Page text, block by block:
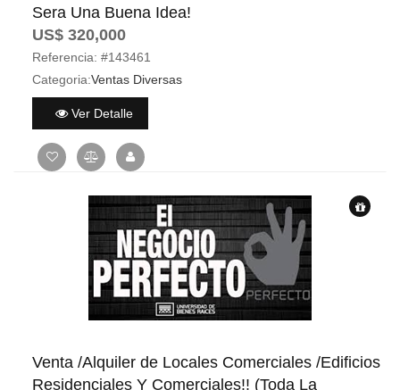
Sera Una Buena Idea!
US$ 320,000
Referencia: #143461
Categoria:Ventas Diversas
Ver Detalle
Venta /Alquiler de Locales Comerciales /Edificios
Residenciales Y Comerciales!! (Toda La